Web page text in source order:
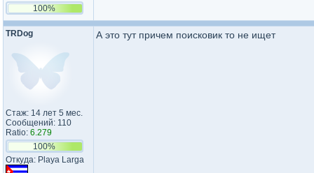
100%
TRDog
Стаж: 14 лет 5 мес.
Сообщений: 110
Ratio: 6.279
100%
Откуда: Playa Larga
А это тут причем поисковик то не ищет